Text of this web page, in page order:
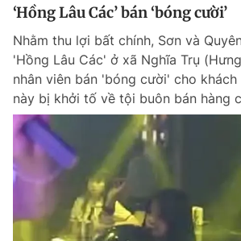
Chuyên mục khác
Chào ngày mới Tin 24h
Tin thị trường
Magazine
Đổi mật khẩu
Tin đã lưu
Tin đã xem
Đăng xuất
‘Hồng Lâu Các’ bán ‘bóng cười’
Nhằm thu lợi bất chính, Sơn và
'Hồng Lâu Các' ở xã Nghĩa Trụ
nhân viên bán 'bóng cười' cho khách
này bị khởi tố về tội buôn bán hàng